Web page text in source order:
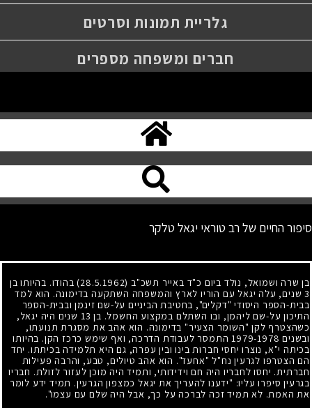
גלריית תמונות וסרטים
חברים ומשפחה מספרים
סיפור החיים של רב טוראי יגאל טלקר
בן שרה ושמואל, נולד ביום כ"ד באייר תשכ"ב (28.5.1962)
בהודו. בהיותו בן
3שנים, עלה יגאל עם הוריו לארץ והמשפחה השתקעה בדימונה. הוא למד
בבית-הספר היסודי "דקלים", בחטיבת הביניים על-שם זינמן ובבית-הספר
התיכון על-שם ליהמן, ובו השתלם במקצוע החשמל. בן 13 שנים היה יגאל,
כשהצטרף לקן "השומר הצעיר" בדימונה. הוא אהב את מסגרת תנועתו,
ובשנים 1979-1978התמסר לעבודת הדרכה, ואף שימש כרכז הקן. בהיותו
בכיתה י"א, נוצרו יחסי חברות בינו ובין עפרה, גם היא תלמידה בכיתתו. יחד
הם הצטרפו לגרעין נח"ל "אחעד". הוא אהב טיולים, טבע, והרבה פעילות
חברתית. יחסו לחבריו היה חם וידידותי, ותמיד היה מוכן לעזור לזולת. חבריו
בגרעין סיפרו עליו: "ידענו להעריך את יגאל כמצפון הגרעין. תמיד ידע לומר
את האמת. לא תמיד זכה לברכה על כך, אבל היה שלם עם עצמו".